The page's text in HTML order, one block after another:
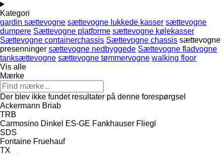
Kategori
gardin sættevogne sættevogne lukkede kasser sættevogne
dumpere Sættevogne platforme sættevogne kølekasser
Sættevogne containerchassis Sættevogne chassis sættevogne
presenninger sættevogne nedbyggede Sættevogne fladvogne
tanksættevogne sættevogne tømmervogne walking floor
Vis alle
Mærke
Der blev ikke fundet resultater på denne forespørgsel
Ackermann Briab
TRB
Carmosino Dinkel ES-GE Fankhauser Fliegl
SDS
Fontaine Fruehauf
TX